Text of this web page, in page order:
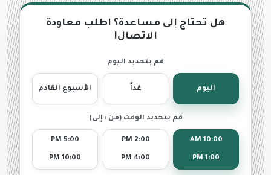
هل تحتاج إلى مساعدة؟ اطلب معاودة
الاتصال!
قم بتحديد اليوم
اليوم غداً الأسبوع القادم
قم بتحديد الوقت (من : إلى)
10:00 AM
1:00 PM
2:00 PM
4:00 PM
5:00 PM
10:00 PM